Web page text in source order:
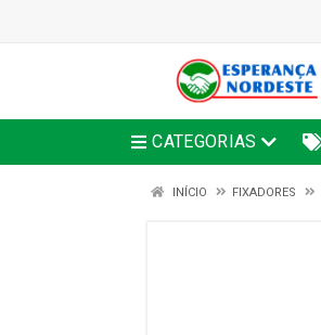
CATEGORIAS
INÍCIO FIXADORES